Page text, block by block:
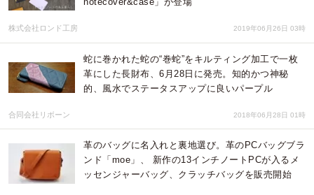
株式会社ロンド工房 2019年06月26日 03時
蛇に巻かれた蛇の“巻蛇”をキルティング加工で一枚
革にした長財布、6月28日に発売。知的かつ神秘
的、風水でステータスアップに良いパープル
合同会社リボーン 2018年06月28日 01時
革のバッグに名入れと裏地選び。革のPCバッグブラ
ンド「moe」、 新作の13インチノートPCが入るメ
ッセンジャーバッグ、クラッチバッグを販売開始